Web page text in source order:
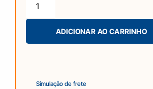
ADICIONAR AO CARRINHO
Simulação de frete